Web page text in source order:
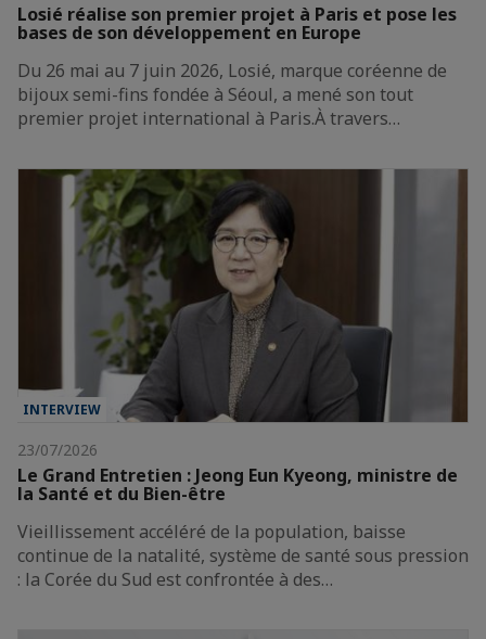
Losié réalise son premier projet à Paris et pose les
bases de son développement en Europe
Du 26 mai au 7 juin 2026, Losié, marque coréenne de
bijoux semi-fins fondée à Séoul, a mené son tout
premier projet international à Paris.À travers…
INTERVIEW
23/07/2026
Le Grand Entretien : Jeong Eun Kyeong, ministre de
la Santé et du Bien-être
Vieillissement accéléré de la population, baisse
continue de la natalité, système de santé sous pression
: la Corée du Sud est confrontée à des…